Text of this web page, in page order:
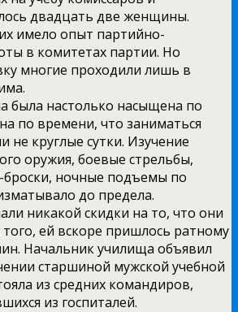
двадцать две женщины.
имело опыт партийно-
в комитетах партии. Но
многие проходили лишь в
была настолько насыщена по
по времени, что заниматься
не круглые сутки. Изучение
оружия, боевые стрельбы,
ночные подъемы по
до предела.
никакой скидки на то, что они
ей вскоре пришлось ратному
Начальник училища объявил
старшиной мужской учебной
из средних командиров,
из госпиталей.